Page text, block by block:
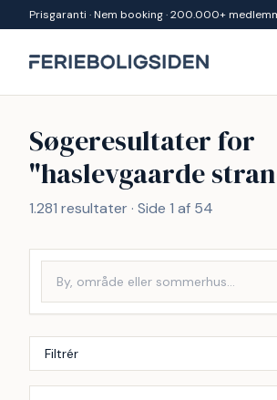
Spring til indhold
Prisgaranti · Nem booking · 200.000+
Søgeresultater for
"haslevgaarde
1.281 resultater · Side 1 af 54
Filtrér